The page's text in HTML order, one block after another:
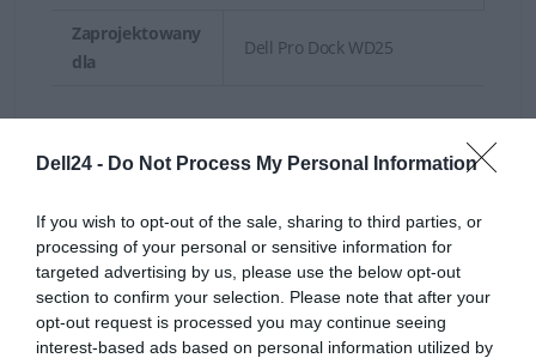
Dell24 - Do Not Process My Personal Information
If you wish to opt-out of the sale, sharing to third parties, or
processing of your personal or sensitive information for
targeted advertising by us, please use the below opt-out
section to confirm your selection. Please note that after your
opt-out request is processed you may continue seeing
interest-based ads based on personal information utilized by
Zaprojektowany
dla
Dell Pro Dock WD25
Deklarowana waga jest wagą minimalną i może różnić się w
zależności od konfiguracji oraz zmian występujących w
INFORMACJE HANDLOWE